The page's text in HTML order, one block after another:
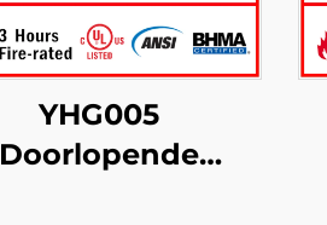
YHG005
Doorlopende